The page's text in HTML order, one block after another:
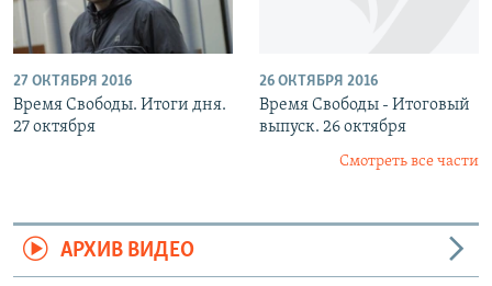
27 ОКТЯБРЯ 2016
Время Свободы. Итоги дня.
27 октября
26 ОКТЯБРЯ 2016
Время Свободы - Итоговый
выпуск. 26 октября
Смотреть все части
АРХИВ ВИДЕО